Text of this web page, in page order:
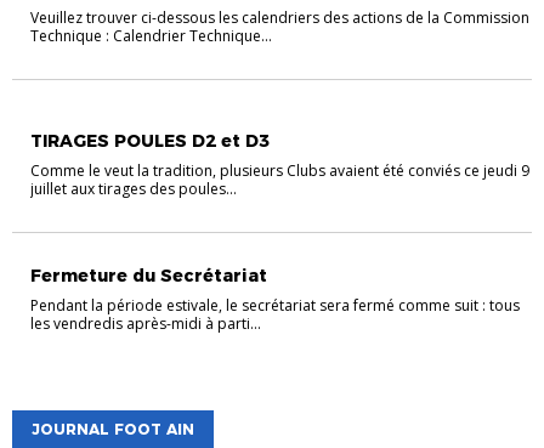
Veuillez trouver ci-dessous les calendriers des actions de la Commission
Technique : Calendrier Technique...
TIRAGES POULES D2 et D3
Comme le veut la tradition, plusieurs Clubs avaient été conviés ce jeudi 9
juillet aux tirages des poules...
Fermeture du Secrétariat
Pendant la période estivale, le secrétariat sera fermé comme suit : tous
les vendredis après-midi à parti...
JOURNAL FOOT AIN